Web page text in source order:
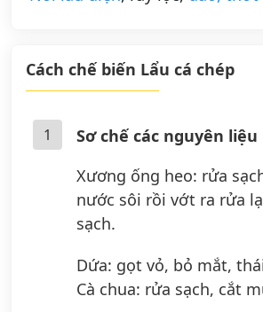
Cách chế biến Lẩu cá chép
1
Sơ chế các nguyên liệu
Xương ống heo: rửa
nước sôi rồi vớt ra rửa
sạch.
Dứa: gọt vỏ, bỏ mắt,
Cà chua: rửa sạch, cắt